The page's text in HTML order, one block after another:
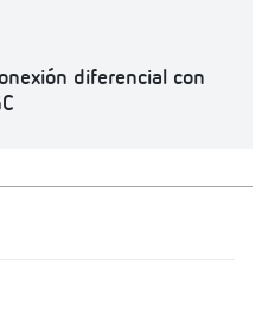
diferencial con